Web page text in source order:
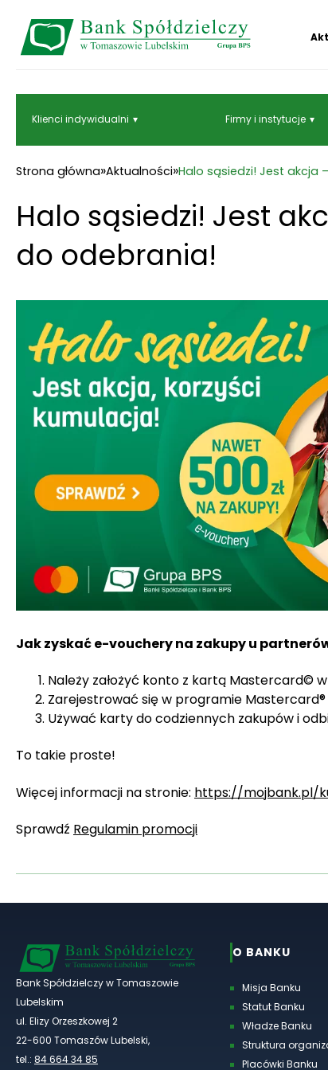
Klienci indywidualni Firmy i instytucje
Strona główna»Aktualności»Halo sąsiedzi! Jest akcja
Halo sąsiedzi! Jest
do odebrania!
Jak zyskać e-vouchery na zakupy u
Należy założyć konto z kartą Mastercard© w
Zarejestrować się w programie Mastercard®
Używać karty do codziennych zakupów i
To takie proste!
Więcej informacji na stronie: https://mojbank.pl/
Sprawdź Regulamin promocji
Bank Spółdzielczy w Tomaszowie
Lubelskim
ul. Elizy Orzeszkowej 2
22-600 Tomaszów Lubelski,
tel.: 84 664 34 85
O BANKU
Misja Banku
Statut Banku
Władze Banku
Struktura
Placówki Banku